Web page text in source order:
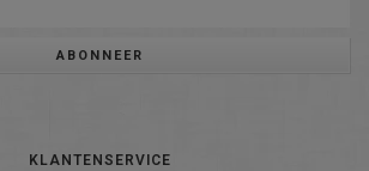
ABONNEER
KLANTENSERVICE